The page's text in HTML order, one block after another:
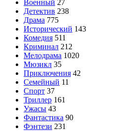
Военный 27
Детектив 238
Драма 775
Исторический 143
Комедия 511
Криминал 212
Мелодрама 1020
Мюзикл 35
Приключения 42
Семейный 11
Спорт 37
Триллер 161
Ужасы 43
Фантастика 90
Фэнтези 231